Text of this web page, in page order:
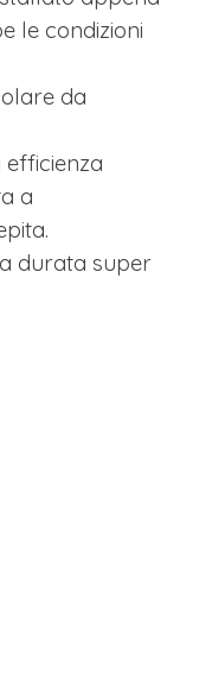
le condizioni
da
a
durata super